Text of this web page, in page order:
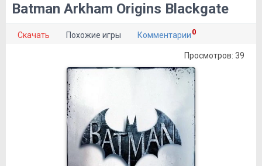
Batman Arkham Origins Blackgate
Скачать Похожие игры Комментарии 0
Просмотров: 39